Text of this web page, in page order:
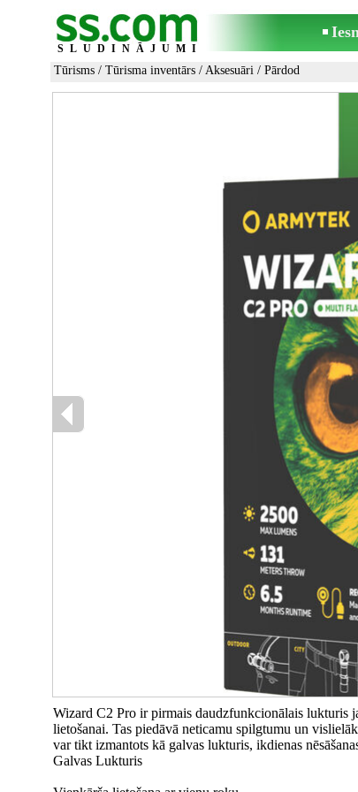
SLUDINĀJUMI
Tūrisms / Tūrisma inventārs / Aksesuāri / Pārdod
Wizard C2 Pro ir pirmais daudzfunkcionālais lukturis
lietošanai. Tas piedāvā neticamu spilgtumu un
var tikt izmantots kā galvas lukturis, ikdienas
Galvas Lukturis